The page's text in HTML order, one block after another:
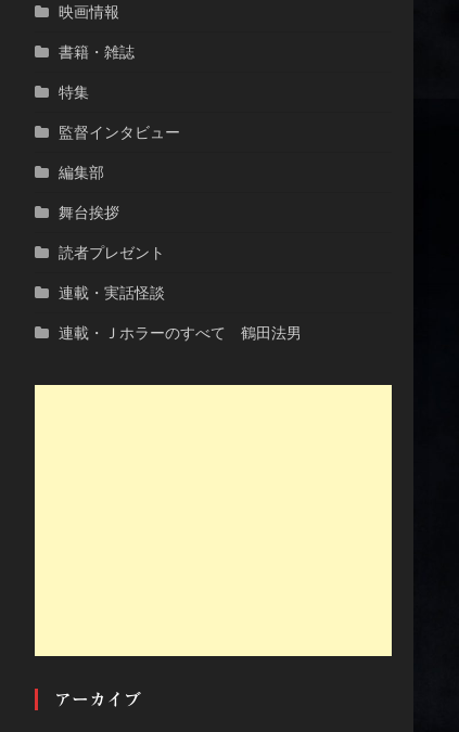
映画情報
書籍・雑誌
特集
監督インタビュー
編集部
舞台挨拶
読者プレゼント
連載・実話怪談
連載・Ｊホラーのすべて 鶴田法男
アーカイブ